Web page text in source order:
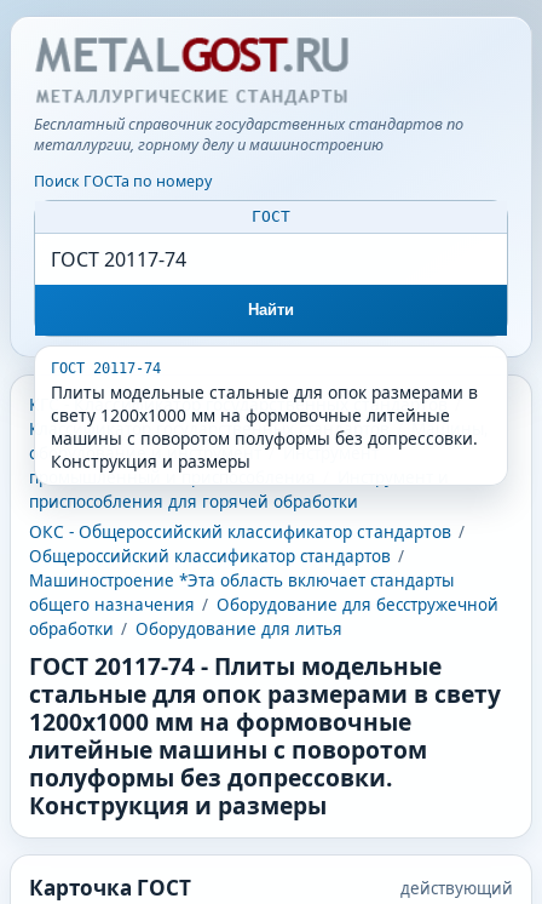
Бесплатный справочник государственных стандартов по
металлургии, горному делу и машиностроению
Поиск ГОСТа по номеру
ГОСТ
Найти
ГОСТ 20117-74
Плиты модельные стальные для опок размерами в
свету 1200х1000 мм на формовочные литейные
машины с поворотом полуформы без допрессовки.
Конструкция и размеры
КГС - Классификатор государственных стандартов /
Классификатор государственных стандартов / Машины,
оборудование и инструмент
/
Инструмент
промышленный и приспособления
приспособления для горячей обработки
ОКС - Общероссийский классификатор стандартов /
Общероссийский классификатор стандартов /
Машиностроение *Эта область включает стандарты
общего назначения / Оборудование для бесстружечной
обработки / Оборудование для литья
ГОСТ 20117-74- Плиты модельные
стальные для опок размерами в свету
1200х1000 мм на формовочные
литейные машины с поворотом
полуформы без допрессовки.
Конструкция и размеры
Карточка ГОСТ действующий